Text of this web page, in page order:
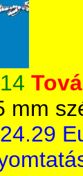
mm
24.29